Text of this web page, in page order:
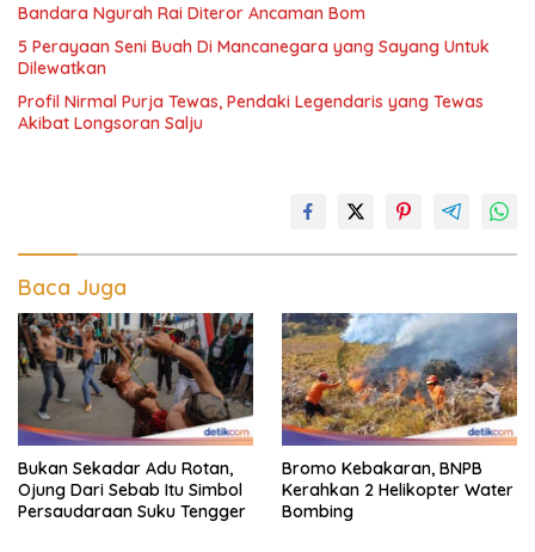
Bandara Ngurah Rai Diteror Ancaman Bom
5 Perayaan Seni Buah Di Mancanegara yang Sayang Untuk
Dilewatkan
Profil Nirmal Purja Tewas, Pendaki Legendaris yang Tewas
Akibat Longsoran Salju
Baca Juga
Bukan Sekadar Adu Rotan,
Ojung Dari Sebab Itu Simbol
Persaudaraan Suku Tengger
Bromo Kebakaran, BNPB
Kerahkan 2 Helikopter Water
Bombing